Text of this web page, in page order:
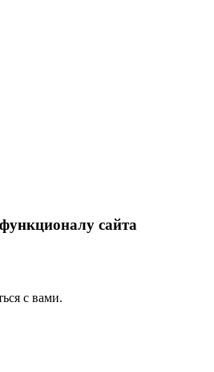
сайта
с вами.